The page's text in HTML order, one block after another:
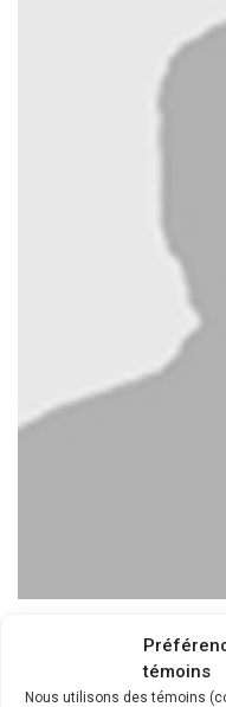
témoins
Nous utilisons des témoins
PhD student in
Université du Québec à